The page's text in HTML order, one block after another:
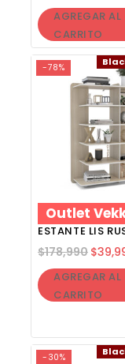
AGREGAR AL
CARRITO
-78%
Outlet
ESTANTE LIS
$178,990 $
AGREGAR AL
CARRITO
-30%